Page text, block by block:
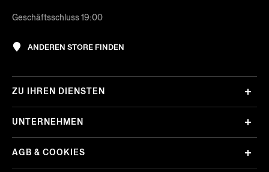
Geschäftsschluss 19:00
ANDEREN STORE FINDEN
ZU IHREN DIENSTEN
UNTERNEHMEN
AGB & COOKIES